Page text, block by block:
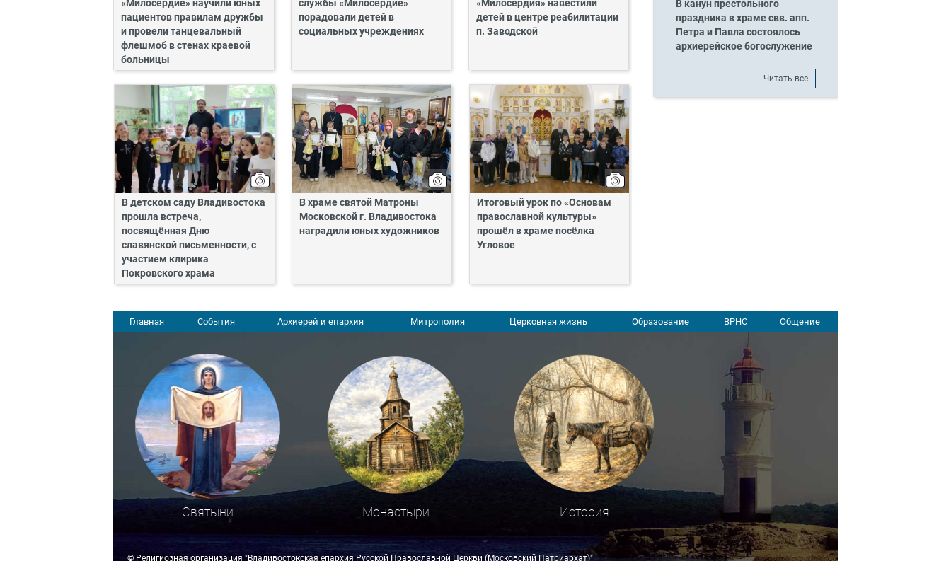
«Милосердие» научили юных
пациентов правилам дружбы
и провели танцевальный
флешмоб в стенах краевой
больницы
службы «Милосердие»
порадовали детей в
социальных учреждениях
«Милосердия» навестили
детей в центре реабилитации
п. Заводской
В детском саду Владивостока
прошла встреча,
посвящённая Дню
славянской письменности, с
участием клирика
Покровского храма
В храме святой Матроны
Московской г. Владивостока
наградили юных художников
Итоговый урок по «Основам
православной культуры»
прошёл в храме посёлка
Угловое
В канун престольного
праздника в храме свв. апп.
Петра и Павла состоялось
архиерейское богослужение
Читать все
Главная События Архиерей и епархия Митрополия Церковная жизнь Образование ВРНС Общение
Святыни Монастыри История
© Религиозная организация "Владивостокская епархия Русской Православной Церкви (Московский Патриархат)"